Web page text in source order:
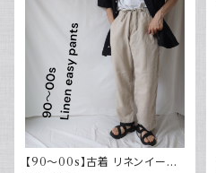
【90～00s】古着 リネンイージ